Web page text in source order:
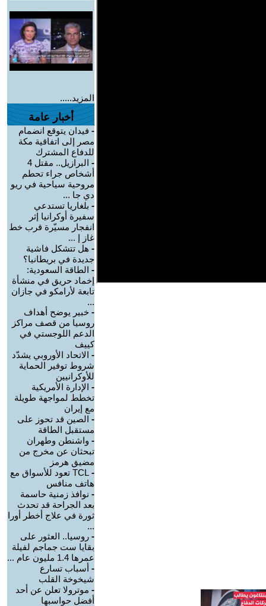
المزيد.....
أخبار عامة
- فيدان يتوقع انضمام
مصر إلى اتفاقية مكة
للدفاع المشترك
-
البرازيل.. مقتل 4
أشخاص جراء تحطم
مروحية سياحية في ريو
دي جا ...
- بلغاريا تستدعي
سفيرة أوكرانيا إثر
انفجار مسيّرة قرب خط
غاز إ ...
- هل تتشكل فاشية
جديدة في بريطانيا؟
- الطاقة السعودية:
إخماد حريق في منشأة
تابعة لأرامكو في جازان
...
- خبير يوضح أهداف
روسيا من قصف مراكز
الدعم اللوجستي في
كييف
- الاتحاد الأوروبي يشدّد
شروط توفير الحماية
للأوكرانيين
- الإدارة الأمريكية
تخطط لمواجهة طويلة
مع إيران
- الصين قد تحوز على
مستقبل الطاقة
- واشنطن وطهران
تبحثان عن مخرج من
مضيق هرمز
-
TCL تعود للأسواق مع
هاتف منافس
- نوافذ زمنية حاسمة
بعد الجراحة قد تحدث
ثورة في علاج أخطر أورا
...
- روسيا.. العثور على
بقايا ست جماجم لفيلة
عمرها 1.4 مليون عام ...
- أسباب تسارع
شيخوخة القلب
- موترولا تعلن عن أحد
أفضل حواسبها